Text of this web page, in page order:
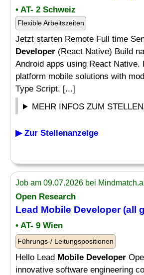
• AT- 2 Schweiz
Flexible Arbeitszeiten
Jetzt starten Remote Full time
Developer (React Native) Build
Android apps using React Native.
platform mobile solutions with
Type Script. [...]
MEHR INFOS ZUM
▶ Zur Stellenanzeige
Job am 09.07.2026 bei
Open Research
Lead Mobile Developer(all
• AT- 9 Wien
Führungs-/ Leitungspositionen
Hello Lead Mobile Developer
innovative software engineering